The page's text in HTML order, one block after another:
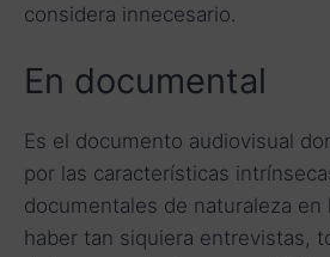
considera innecesario.
En documental
Es el documento audiovisual
por las características
documentales de naturaleza en
haber tan siquiera entrevistas,